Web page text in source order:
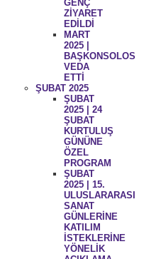
GENÇ
ZİYARET
EDİLDİ
MART
2025 |
BAŞKONSOLOS
VEDA
ETTİ
ŞUBAT 2025
ŞUBAT
2025 | 24
ŞUBAT
KURTULUŞ
GÜNÜNE
ÖZEL
PROGRAM
ŞUBAT
2025 | 15.
ULUSLARARASI
SANAT
GÜNLERİNE
KATILIM
İSTEKLERİNE
YÖNELİK